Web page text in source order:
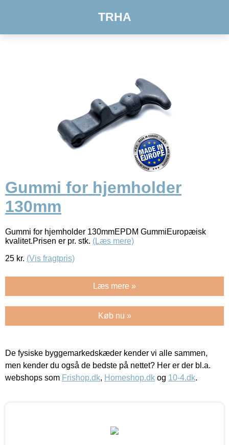
TRHA
Gummi for hjemholder
130mm
Gummi for hjemholder 130mmEPDM GummiEuropæisk
kvalitet.Prisen er pr. stk. (Læs mere)
25 kr. (Vis fragtpris)
Læs mere »
Køb nu »
De fysiske byggemarkedskæder kender vi alle sammen,
men kender du også de bedste på nettet? Her er der bl.a.
webshops som Frishop.dk, Homeshop.dk og 10-4.dk.